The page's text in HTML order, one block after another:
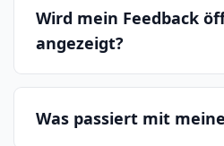
Wird mein Feedback
angezeigt?
Was passiert mit